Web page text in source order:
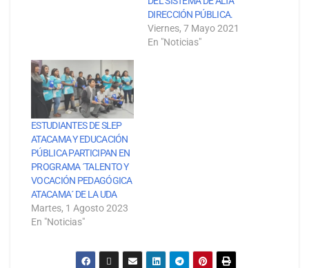
DIRECCIÓN PÚBLICA.
Viernes, 7 Mayo 2021
En "Noticias"
ESTUDIANTES DE SLEP
ATACAMA Y EDUCACIÓN
PÚBLICA PARTICIPAN EN
PROGRAMA ´TALENTO Y
VOCACIÓN PEDAGÓGICA
ATACAMA´ DE LA UDA
Martes, 1 Agosto 2023
En "Noticias"